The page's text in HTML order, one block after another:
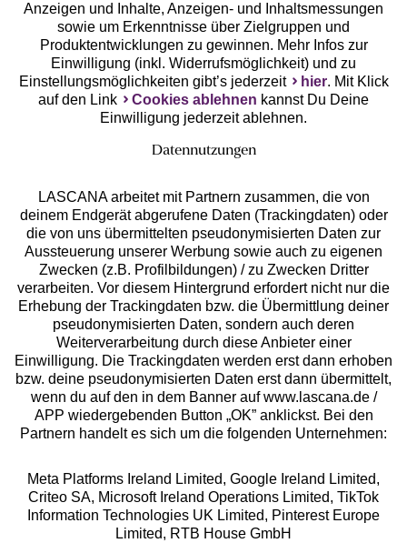
Unsere Apps
Services
Beratung
Über uns
Rechtliches
Alle Preise inkl. MwSt., zzgl.
Versandkosten
** Bonität vorausgesetzt, berechtigt zur Bonitätsprüfung
Anzeigen und Inhalte, Anzeigen- und Inhaltsmessungen
sowie um Erkenntnisse über Zielgruppen und
Produktentwicklungen zu gewinnen. Mehr Infos zur
Einwilligung (inkl. Widerrufsmöglichkeit) und zu
Einstellungsmöglichkeiten gibt’s jederzeit
hier. Mit Klick
auf den Link
Cookies ablehnen kannst Du Deine
Einwilligung jederzeit ablehnen.
Datennutzungen
LASCANA arbeitet mit Partnern zusammen, die von
deinem Endgerät abgerufene Daten (Trackingdaten) oder
die von uns übermittelten pseudonymisierten Daten zur
Aussteuerung unserer Werbung sowie auch zu eigenen
Zwecken (z.B. Profilbildungen) / zu Zwecken Dritter
verarbeiten. Vor diesem Hintergrund erfordert nicht nur die
Erhebung der Trackingdaten bzw. die Übermittlung deiner
pseudonymisierten Daten, sondern auch deren
Weiterverarbeitung durch diese Anbieter einer
Einwilligung. Die Trackingdaten werden erst dann erhoben
bzw. deine pseudonymisierten Daten erst dann übermittelt,
wenn du auf den in dem Banner auf www.lascana.de /
APP wiedergebenden Button „OK” anklickst. Bei den
Partnern handelt es sich um die folgenden Unternehmen:
Meta Platforms Ireland Limited, Google Ireland Limited,
Criteo SA, Microsoft Ireland Operations Limited, TikTok
Information Technologies UK Limited, Pinterest Europe
Limited, RTB House GmbH